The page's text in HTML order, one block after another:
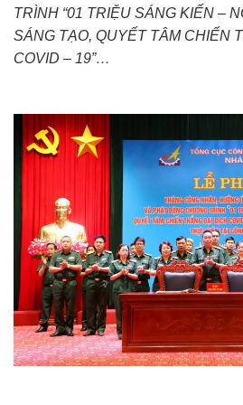
TRÌNH “01 TRIỆU SÁNG KIẾN –
SÁNG TẠO, QUYẾT TÂM CHIẾN
COVID – 19”…